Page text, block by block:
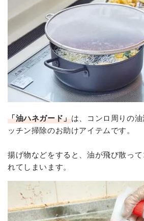
「油ハネガード」は、コンロ周りの
ッチン掃除のお助けアイテムです。
揚げ物などをすると、油が飛び散っ
れてしまいます。